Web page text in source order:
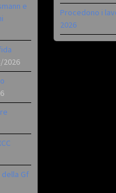
e
2026
Gf
Procedono i
2026